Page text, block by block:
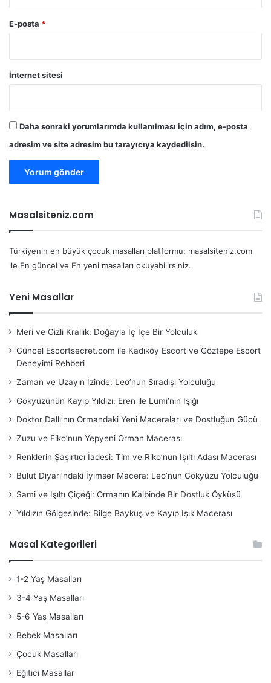
E-posta *
İnternet sitesi
Daha sonraki yorumlarımda kullanılması için adım, e-posta
adresim ve site adresim bu tarayıcıya kaydedilsin.
Masalsiteniz.com
Türkiyenin en büyük çocuk masalları platformu: masalsiteniz.com
ile En güncel ve En yeni masalları okuyabilirsiniz.
Yeni Masallar
Meri ve Gizli Krallık: Doğayla İç İçe Bir Yolculuk
Güncel Escortsecret.com ile Kadıköy Escort ve Göztepe Escort
Deneyimi Rehberi
Zaman ve Uzayın İzinde: Leo’nun Sıradışı Yolculuğu
Gökyüzünün Kayıp Yıldızı: Eren ile Lumi’nin Işığı
Doktor Dallı’nın Ormandaki Yeni Maceraları ve Dostluğun Gücü
Zuzu ve Fiko’nun Yepyeni Orman Macerası
Renklerin Şaşırtıcı İadesi: Tim ve Riko’nun Işıltı Adası Macerası
Bulut Diyarı’ndaki İyimser Macera: Leo’nun Gökyüzü Yolculuğu
Sami ve Işıltı Çiçeği: Ormanın Kalbinde Bir Dostluk Öyküsü
Yıldızın Gölgesinde: Bilge Baykuş ve Kayıp Işık Macerası
Masal Kategorileri
1-2 Yaş Masalları
3-4 Yaş Masalları
5-6 Yaş Masalları
Bebek Masalları
Çocuk Masalları
Eğitici Masallar